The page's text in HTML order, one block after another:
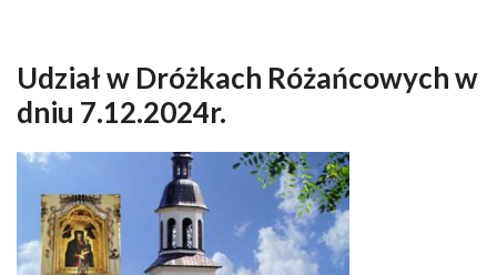
Udział w Dróżkach Różańcowych w
dniu 7.12.2024r.